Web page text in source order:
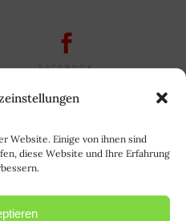
Website. Einige von ihnen sind
diese Website und Ihre Erfahrung
FACEBOOK
ALEMÃO(21)
IN BRASILIEN